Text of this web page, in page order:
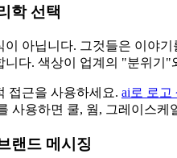
학 선택
이 아닙니다. 그것들은 이야
니다. 색상이 업계의 "분위기
접근을 사용하세요. ai로 로고
사용하면 쿨, 웜, 그레이스
랜드 메시징